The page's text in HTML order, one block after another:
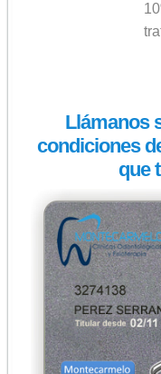
Llámanos
condiciones
que